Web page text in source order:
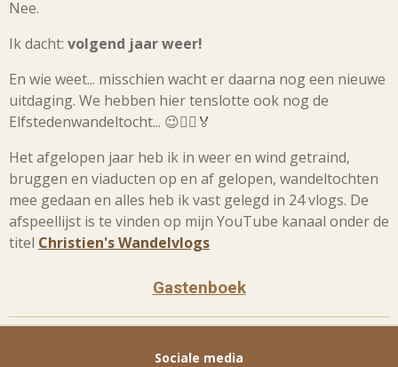
Nee.
Ik dacht: volgend jaar weer!
En wie weet... misschien wacht er daarna nog een nieuwe
uitdaging. We hebben hier tenslotte ook nog de
Elfstedenwandeltocht... 😉🚶‍♀️🏅
Het afgelopen jaar heb ik in weer en wind getraind,
bruggen en viaducten op en af gelopen, wandeltochten
mee gedaan en alles heb ik vast gelegd in 24 vlogs. De
afspeellijst is te vinden op mijn YouTube kanaal onder de
titel Christien's Wandelvlogs
Gastenboek
Sociale media